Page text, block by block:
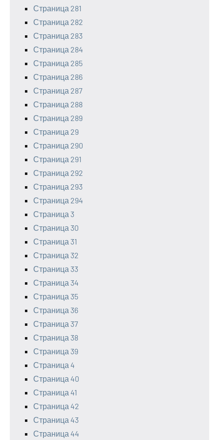
Страница 281
Страница 282
Страница 283
Страница 284
Страница 285
Страница 286
Страница 287
Страница 288
Страница 289
Страница 29
Страница 290
Страница 291
Страница 292
Страница 293
Страница 294
Страница 3
Страница 30
Страница 31
Страница 32
Страница 33
Страница 34
Страница 35
Страница 36
Страница 37
Страница 38
Страница 39
Страница 4
Страница 40
Страница 41
Страница 42
Страница 43
Страница 44